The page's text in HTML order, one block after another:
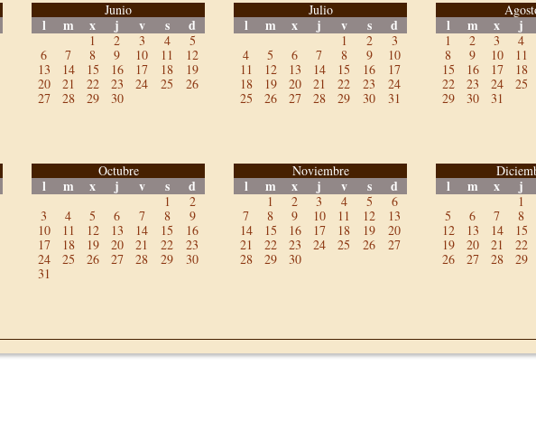
Junio
l m x j v s d
1 2 3 4
5
6
7 8 9 10 11
12
13
14 15 16 17 18
19
20
21 22 23 24 25
26
27
28 29 30
Julio
l m x j v s d
1 2
3
4
5 6 7 8 9
10
11
12 13 14 15 16
17
18
19 20 21 22 23
24
25
26 27 28 29 30 31
l m x j
1 2 3 4
8
9 10 11
15
16 17 18
22
23 24 25
29
30 31
Octubre
l m x j v s d
1
2
3
4 5 6 7 8
9
10
11 12 13 14 15
16
17
18 19 20 21 22
23
24
25 26 27 28 29
30
31
Noviembre
l m x j v s d
1 2 3 4 5
6
7
8 9 10 11 12
13
14
15 16 17 18 19
20
21
22 23 24 25 26
27
28
29 30
l m x j
1
5
6 7 8
12
13 14 15
19
20 21 22
26
27 28 29